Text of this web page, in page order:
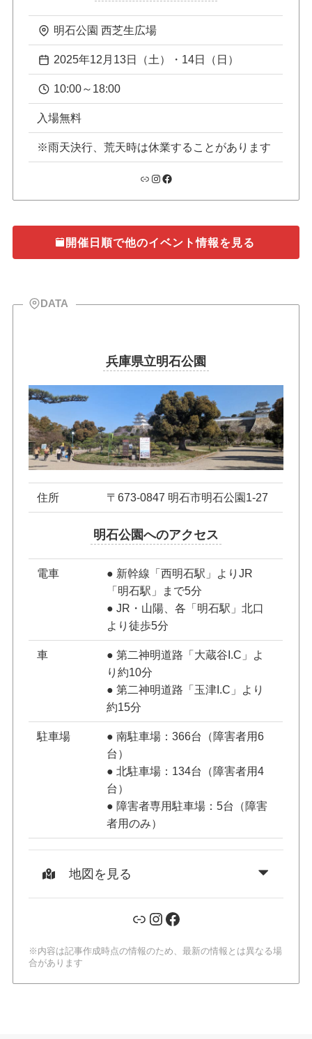
明石公園 西芝生広場
2025年12月13日（土）・14日（日）
10:00～18:00
入場無料
※雨天決行、荒天時は休業することがあります
リンク Instagram
Facebook
開催日順で他のイベント情報を見る
DATA
兵庫県立明石公園
住所 〒673-0847 明石市明石公園1-27
明石公園へのアクセス
電車
● 新幹線「西明石駅」よりJR
「明石駅」まで5分
● JR・山陽、各「明石駅」北口
より徒歩5分
車
● 第二神明道路「大蔵谷I.C」よ
り約10分
● 第二神明道路「玉津I.C」より
約15分
駐車場
● 南駐車場：366台（障害者用6
台）
● 北駐車場：134台（障害者用4
台）
● 障害者専用駐車場：5台（障害
者用のみ）
地図を見る
リンク Instagram
Facebook
※内容は記事作成時点の情報のため、最新の情報とは異なる場
合があります